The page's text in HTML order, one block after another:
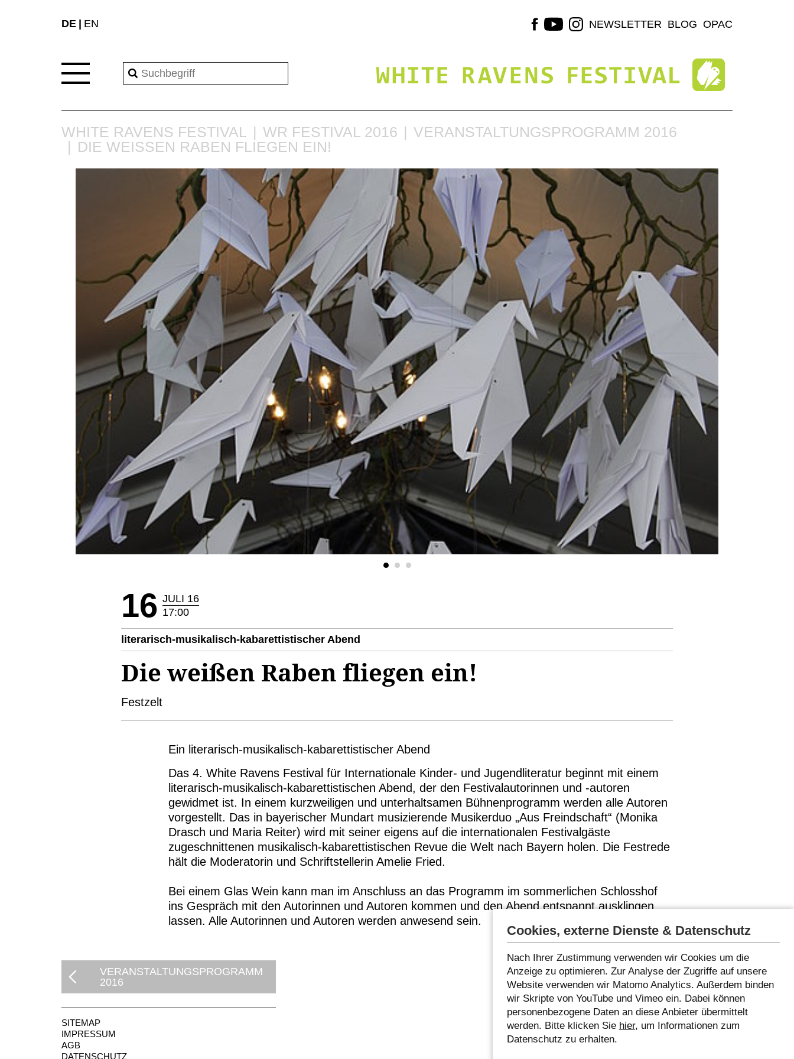
DE EN NEWSLETTER BLOG OPAC
WHITE RAVENS FESTIVAL WR FESTIVAL 2016
VERANSTALTUNGSPROGRAMM 2016
DIE WEISSEN RABEN FLIEGEN EIN!
16 JULI 16
17:00
literarisch-musikalisch-kabarettistischer Abend
Die weißen Raben fliegen ein!
Festzelt
Ein literarisch-musikalisch-kabarettistischer Abend
Das 4. White Ravens Festival für Internationale Kinder- und Jugendliteratur beginnt mit einem
literarisch-musikalisch-kabarettistischen Abend, der den Festivalautorinnen und -autoren
gewidmet ist. In einem kurzweiligen und unterhaltsamen Bühnenprogramm werden alle Autoren
vorgestellt. Das in bayerischer Mundart musizierende Musikerduo „Aus Freindschaft“ (Monika
Drasch und Maria Reiter) wird mit seiner eigens auf die internationalen Festivalgäste
zugeschnittenen musikalisch-kabarettistischen Revue die Welt nach Bayern holen. Die Festrede
hält die Moderatorin und Schriftstellerin Amelie Fried.
Bei einem Glas Wein kann man im Anschluss an das Programm im sommerlichen Schlosshof
ins Gespräch mit den Autorinnen und Autoren kommen und den Abend entspannt ausklingen
lassen. Alle Autorinnen und Autoren werden anwesend sein.
VERANSTALTUNGSPROGRAMM
2016
SITEMAP
IMPRESSUM
AGB
DATENSCHUTZ
Cookies, externe Dienste & Datenschutz
Nach Ihrer Zustimmung verwenden wir Cookies um die
Anzeige zu optimieren. Zur Analyse der Zugriffe auf unsere
Website verwenden wir Matomo Analytics. Außerdem binden
wir Skripte von YouTube und Vimeo ein. Dabei können
personenbezogene Daten an diese Anbieter übermittelt
werden. Bitte klicken Sie hier, um Informationen zum
Datenschutz zu erhalten.